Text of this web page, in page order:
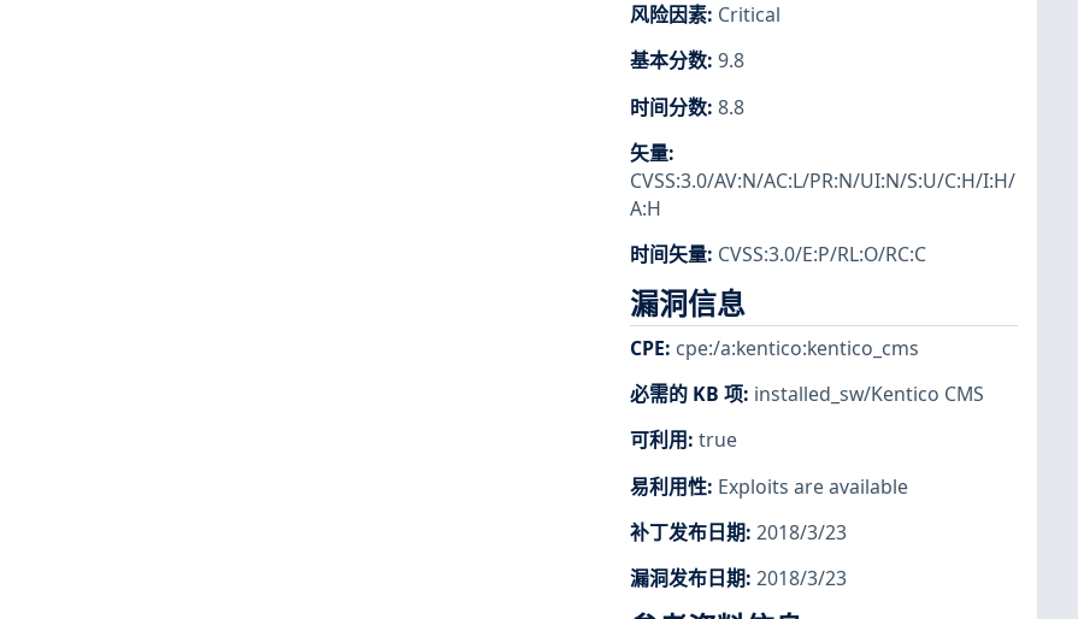
风险因素: Critical
基本分数: 9.8
时间分数: 8.8
矢量:
CVSS:3.0/AV:N/AC:L/PR:N/UI:N/S:U/C:H/I:H/
A:H
时间矢量: CVSS:3.0/E:P/RL:O/RC:C
漏洞信息
CPE: cpe:/a:kentico:kentico_cms
必需的 KB 项: installed_sw/Kentico CMS
可利用: true
易利用性: Exploits are available
补丁发布日期: 2018/3/23
漏洞发布日期: 2018/3/23